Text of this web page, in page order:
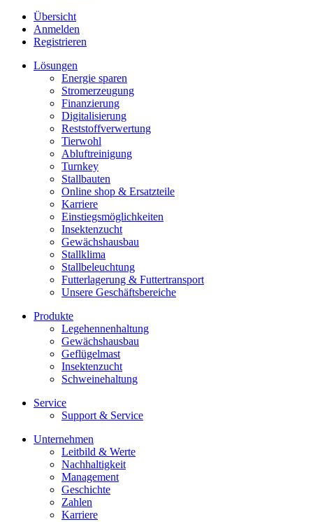
Übersicht
Anmelden
Registrieren
Lösungen
Energie sparen
Stromerzeugung
Finanzierung
Digitalisierung
Reststoffverwertung
Tierwohl
Abluftreinigung
Turnkey
Stallbauten
Online shop & Ersatzteile
Karriere
Einstiegsmöglichkeiten
Insektenzucht
Gewächshausbau
Stallklima
Stallbeleuchtung
Futterlagerung & Futtertransport
Unsere Geschäftsbereiche
Produkte
Legehennenhaltung
Gewächshausbau
Geflügelmast
Insektenzucht
Schweinehaltung
Service
Support & Service
Unternehmen
Leitbild & Werte
Nachhaltigkeit
Management
Geschichte
Zahlen
Karriere